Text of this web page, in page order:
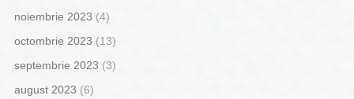
noiembrie 2023 (4)
octombrie 2023 (13)
septembrie 2023 (3)
august 2023 (6)